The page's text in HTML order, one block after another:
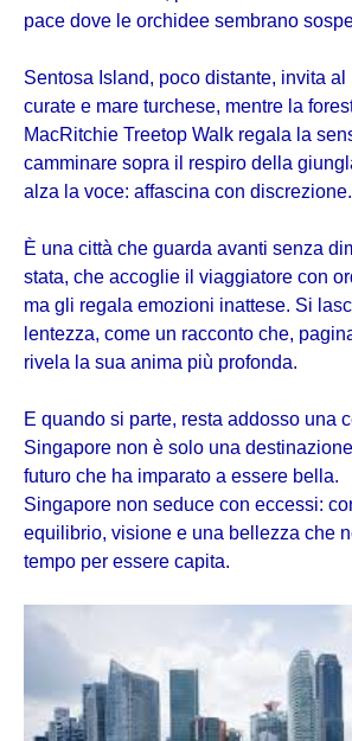
pace dove le orchidee sembrano
Sentosa Island, poco distante, invita
curate e mare turchese, mentre la
MacRitchie Treetop Walk regala la
camminare sopra il respiro della
alza la voce: affascina con discrezione.
È una città che guarda avanti senza
stata, che accoglie il viaggiatore con
ma gli regala emozioni inattese. Si
lentezza, come un racconto che,
rivela la sua anima più profonda.
E quando si parte, resta addosso una
Singapore non è solo una
futuro che ha imparato a essere bella.
Singapore non seduce con eccessi:
equilibrio, visione e una bellezza che
tempo per essere capita.